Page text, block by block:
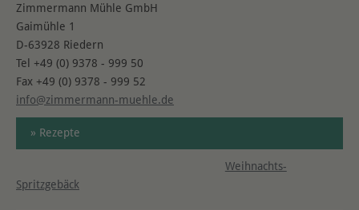
Zimmermann Mühle GmbH
Gaimühle 1
D-63928 Riedern
Tel +49 (0) 9378 - 999 50
Fax +49 (0) 9378 - 999 52
info@zimmermann-muehle.de
» Rezepte
Weihnachts-
Spritzgebäck